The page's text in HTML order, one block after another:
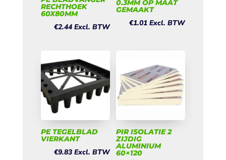
RECHTHOEK
60X80MM
€2.44 Excl. BTW
0.3MM OP MAAT
GEMAAKT
€1.01 Excl. BTW
PE TEGELBLAD
VIERKANT
€9.83 Excl. BTW
PIR ISOLATIE 2
ZIJDIG
ALUMINIUM
60×120